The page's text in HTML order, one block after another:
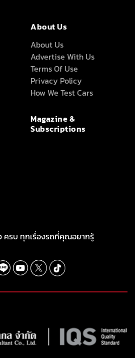
About Us
About Us
Advertise With Us
Terms Of Use
Privacy Policy
How We Test Cars
Magazine &
Subscriptions
ครบ ทุกเรื่องรถที่คุณอยากรู้